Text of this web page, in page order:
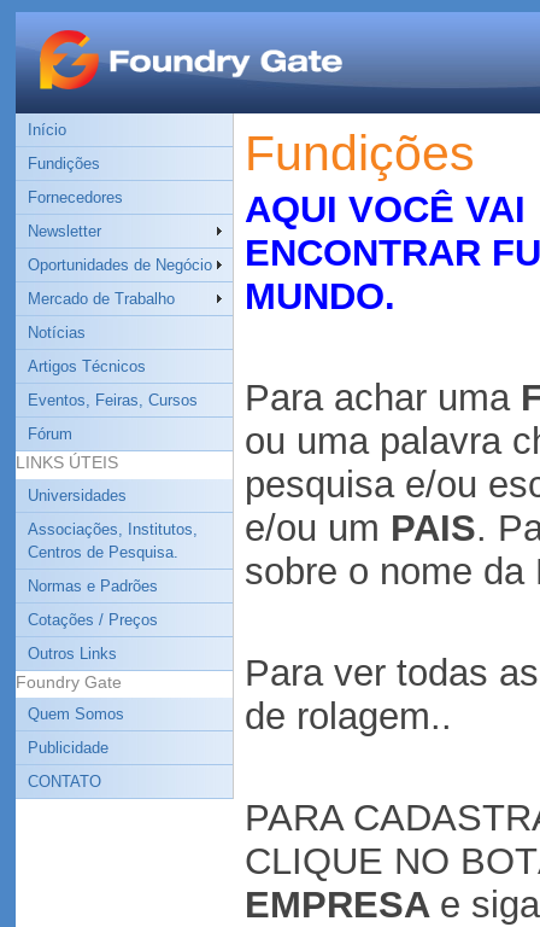
Início
Fundições
Fornecedores
Newsletter
Oportunidades de Negócio
Mercado de Trabalho
Notícias
Artigos Técnicos
Eventos, Feiras, Cursos
Fórum
LINKS ÚTEIS
Universidades
Associações, Institutos,
Centros de Pesquisa.
Normas e Padrões
Cotações / Preços
Outros Links
Foundry Gate
Quem Somos
Publicidade
CONTATO
Fundições
AQUI VOCÊ VAI
ENCONTRAR
MUNDO.
Para achar uma
ou uma palavra
pesquisa e/ou
e/ou um PAIS.
sobre o nome da
Para ver todas
de rolagem..
PARA
CLIQUE NO
EMPRESA e